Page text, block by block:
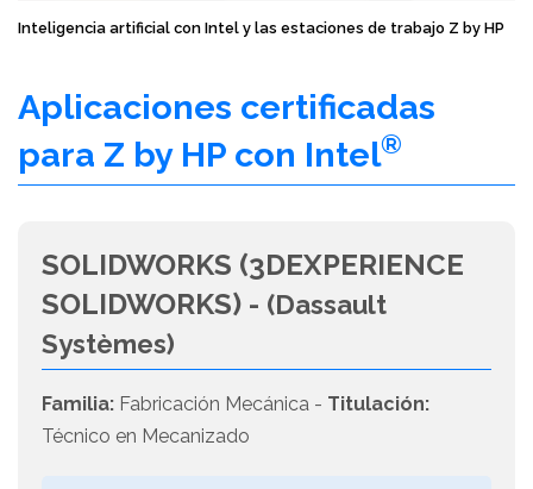
Inteligencia artificial con Intel y las estaciones de trabajo Z by HP
Aplicaciones certificadas
para Z by HP con Intel®
SOLIDWORKS (3DEXPERIENCE
SOLIDWORKS) - (Dassault
Systèmes)
Familia: Fabricación Mecánica - Titulación:
Técnico en Mecanizado